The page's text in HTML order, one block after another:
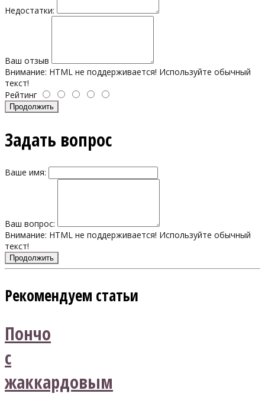
Недостатки:
Ваш отзыв
Внимание: HTML не поддерживается! Используйте обычный
текст!
Рейтинг
Продолжить
Задать вопрос
Ваше имя:
Ваш вопрос:
Внимание: HTML не поддерживается! Используйте обычный
текст!
Продолжить
Рекомендуем статьи
Пончо
с
жаккардовым